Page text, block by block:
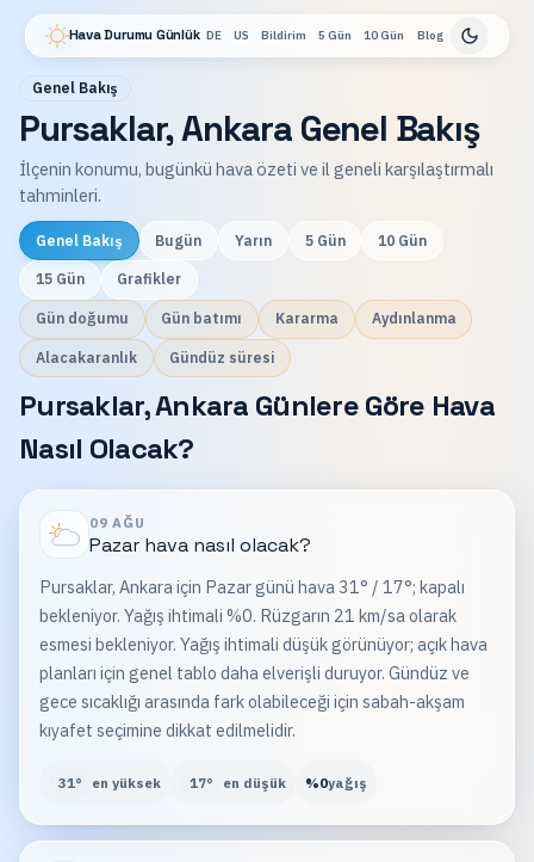
Hava Durumu Günlük DE US Bildirim 5 Gün 10 Gün Blog
Genel Bakış
Pursaklar, Ankara Genel Bakış
İlçenin konumu, bugünkü hava özeti ve il geneli karşılaştırmalı
tahminleri.
Genel Bakış Bugün Yarın 5 Gün 10 Gün
15 Gün Grafikler
Gün doğumu Gün batımı Kararma Aydınlanma
Alacakaranlık Gündüz süresi
Pursaklar, Ankara Günlere Göre Hava
Nasıl Olacak?
09 AĞU
Pazarhava nasıl olacak?
Pursaklar, Ankara için Pazar günü hava 31° / 17°; kapalı
bekleniyor. Yağış ihtimali %0. Rüzgarın 21 km/sa olarak
esmesi bekleniyor. Yağış ihtimali düşük görünüyor; açık hava
planları için genel tablo daha elverişli duruyor. Gündüz ve
gece sıcaklığı arasında fark olabileceği için sabah-akşam
kıyafet seçimine dikkat edilmelidir.
31° en yüksek 17° en düşük %0yağış